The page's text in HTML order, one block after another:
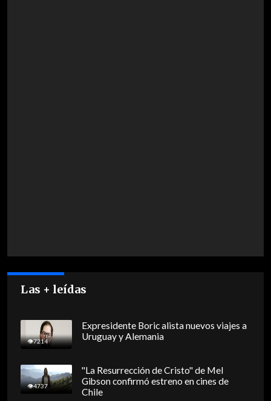
Las + leídas
7214
Expresidente Boric alista nuevos viajes a
Uruguay y Alemania
4737
"La Resurrección de Cristo" de Mel
Gibson confirmó estreno en cines de
Chile